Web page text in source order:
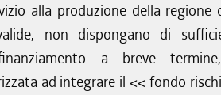
alla produzione della regione
non dispongano di
a breve
ad integrare il << fondo